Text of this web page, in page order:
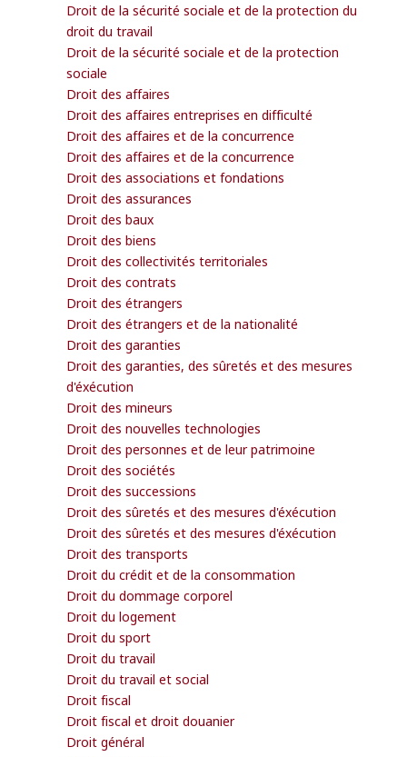
Droit de la sécurité sociale et de la protection du
droit du travail
Droit de la sécurité sociale et de la protection
sociale
Droit des affaires
Droit des affaires entreprises en difficulté
Droit des affaires et de la concurrence
Droit des affaires et de la concurrence
Droit des associations et fondations
Droit des assurances
Droit des baux
Droit des biens
Droit des collectivités territoriales
Droit des contrats
Droit des étrangers
Droit des étrangers et de la nationalité
Droit des garanties
Droit des garanties, des sûretés et des mesures
d'éxécution
Droit des mineurs
Droit des nouvelles technologies
Droit des personnes et de leur patrimoine
Droit des sociétés
Droit des successions
Droit des sûretés et des mesures d'éxécution
Droit des sûretés et des mesures d'éxécution
Droit des transports
Droit du crédit et de la consommation
Droit du dommage corporel
Droit du logement
Droit du sport
Droit du travail
Droit du travail et social
Droit fiscal
Droit fiscal et droit douanier
Droit général